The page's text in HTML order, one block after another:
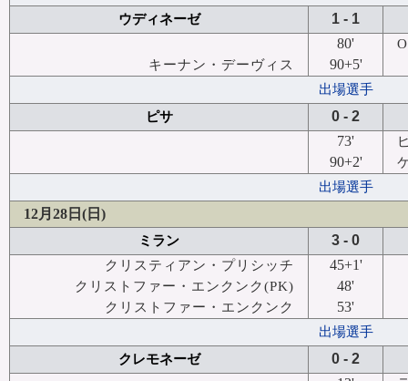
ウディネーゼ
1 - 1
80'
キーナン・デーヴィス
90+5'
出場選手
ピサ
0 - 2
73'
90+2'
出場選手
12月28日(日)
ミラン 3 - 0
クリスティアン・プリシッチ 45+1'
クリストファー・エンクンク(PK) 48'
クリストファー・エンクンク 53'
出場選手
クレモネーゼ
0 - 2